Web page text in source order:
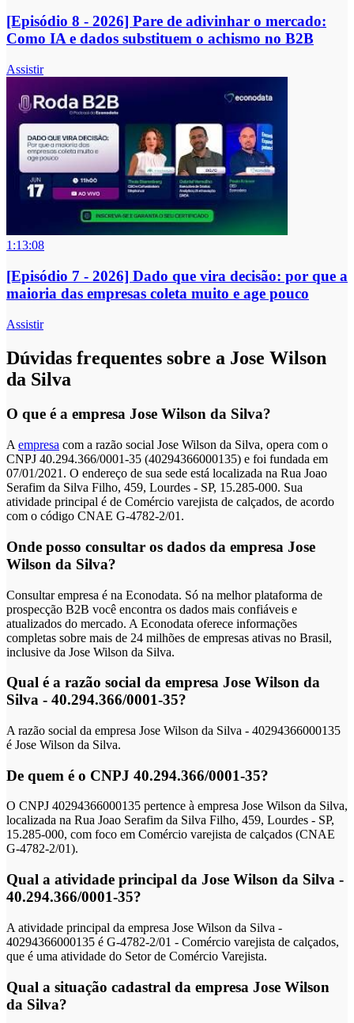
[Episódio 8 - 2026] Pare de adivinhar o mercado:
Como IA e dados substituem o achismo no B2B
Assistir
1:13:08
[Episódio 7 - 2026] Dado que vira decisão: por que a
maioria das empresas coleta muito e age pouco
Assistir
Dúvidas frequentes sobre a Jose Wilson
da Silva
O que é a empresa Jose Wilson da Silva?
A empresa com a razão social Jose Wilson da Silva, opera com o
CNPJ 40.294.366/0001-35 (40294366000135) e foi fundada em
07/01/2021. O endereço de sua sede está localizada na Rua Joao
Serafim da Silva Filho, 459, Lourdes - SP, 15.285-000. Sua
atividade principal é de Comércio varejista de calçados, de acordo
com o código CNAE G-4782-2/01.
Onde posso consultar os dados da empresa Jose
Wilson da Silva?
Consultar empresa é na Econodata. Só na melhor plataforma de
prospecção B2B você encontra os dados mais confiáveis e
atualizados do mercado. A Econodata oferece informações
completas sobre mais de 24 milhões de empresas ativas no Brasil,
inclusive da Jose Wilson da Silva.
Qual é a razão social da empresa Jose Wilson da
Silva - 40.294.366/0001-35?
A razão social da empresa Jose Wilson da Silva - 40294366000135
é Jose Wilson da Silva.
De quem é o CNPJ 40.294.366/0001-35?
O CNPJ 40294366000135 pertence à empresa Jose Wilson da Silva,
localizada na Rua Joao Serafim da Silva Filho, 459, Lourdes - SP,
15.285-000, com foco em Comércio varejista de calçados (CNAE
G-4782-2/01).
Qual a atividade principal da Jose Wilson da Silva -
40.294.366/0001-35?
A atividade principal da empresa Jose Wilson da Silva -
40294366000135 é G-4782-2/01 - Comércio varejista de calçados,
que é uma atividade do Setor de Comércio Varejista.
Qual a situação cadastral da empresa Jose Wilson
da Silva?